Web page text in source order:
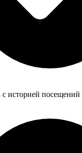
с историей посещений